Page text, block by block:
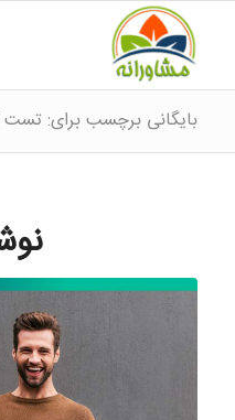
بایگانی برچسب برای: تست